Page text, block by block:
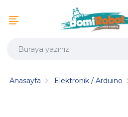
Anasayfa Elektronik / Arduino